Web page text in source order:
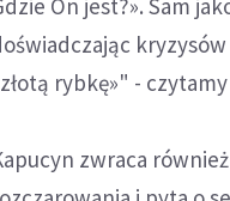
rybkę»" -
zwraca